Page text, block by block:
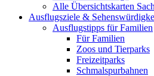
Alle Übersichtskarten
Ausflugsziele &
Ausflugstipps für Familien
Für Familien
Zoos und Tierparks
Freizeitparks
Schmalspurbahnen